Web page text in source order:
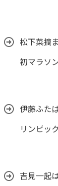
松下菜摘
初マラソ
伊藤ふた
リンピッ
吉見一起